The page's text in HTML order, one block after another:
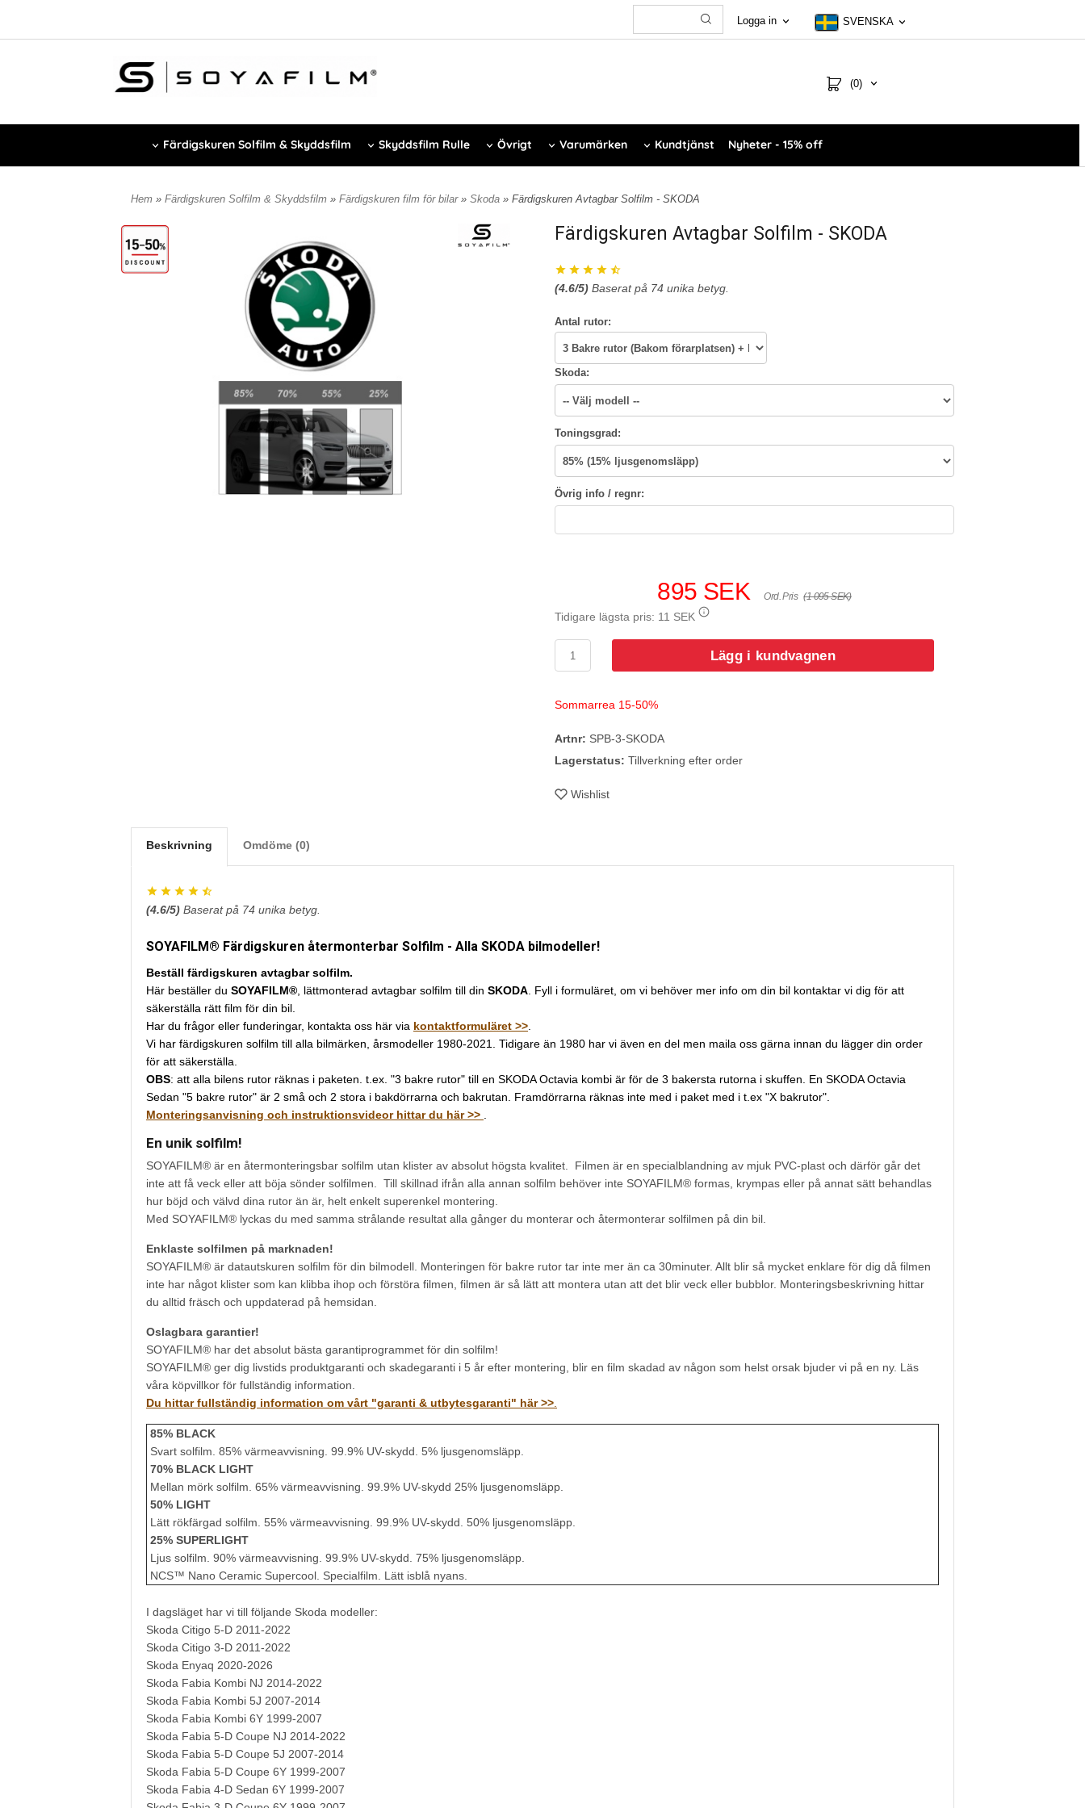
Logga in SVENSKA
(0)
Färdigskuren Solfilm & Skyddsfilm Skyddsfilm Rulle Övrigt Varumärken Kundtjänst Nyheter - 15% off
Hem » Färdigskuren Solfilm & Skyddsfilm » Färdigskuren film för bilar » Skoda » Färdigskuren Avtagbar Solfilm - SKODA
Färdigskuren Avtagbar Solfilm - SKODA
(4.6/5) Baserat på 74 unika betyg.
Antal rutor:
Skoda:
Toningsgrad:
Övrig info / regnr:
895 SEK Ord. Pris (1 095 SEK)
Tidigare lägsta pris: 11 SEK
Lägg i kundvagnen
Sommarrea 15-50%
Artnr: SPB-3-SKODA
Lagerstatus: Tillverkning efter order
Wishlist
Beskrivning Omdöme (0)
(4.6/5) Baserat på 74 unika betyg.
SOYAFILM® Färdigskuren återmonterbar Solfilm - Alla SKODA bilmodeller!
Beställ färdigskuren avtagbar solfilm.
Här beställer du SOYAFILM® , lättmonterad avtagbar solfilm till din SKODA . Fyll i formuläret, om vi behöver mer info om din bil kontaktar vi dig för att
säkerställa rätt film för din bil.
Har du frågor eller funderingar, kontakta oss här via kontaktformuläret >>
Vi har färdigskuren solfilm till alla bilmärken, årsmodeller 1980-2021. Tidigare än 1980 har vi även en del men maila oss gärna innan du lägger din order
för att säkerställa.
OBS: att alla bilens rutor räknas i paketen. t.ex. "3 bakre rutor" till en SKODA Octavia kombi är för de 3 bakersta rutorna i skuffen. En SKODA Octavia
Sedan "5 bakre rutor" är 2 små och 2 stora i bakdörrarna och bakrutan. Framdörrarna räknas inte med i paket med i t.ex "X bakrutor".
Monteringsanvisning och instruktionsvideor hittar du här >>
En unik solfilm!
SOYAFILM® är en återmonteringsbar solfilm utan klister av absolut högsta kvalitet. Filmen är en specialblandning av mjuk PVC-plast och därför går det
inte att få veck eller att böja sönder solfilmen. Till skillnad ifrån alla annan solfilm behöver inte SOYAFILM® formas, krympas eller på annat sätt behandlas
hur böjd och välvd dina rutor än är, helt enkelt superenkel montering.
Med SOYAFILM® lyckas du med samma strålande resultat alla gånger du monterar och återmonterar solfilmen på din bil.
Enklaste solfilmen på marknaden!
SOYAFILM® är datautskuren solfilm för din bilmodell. Monteringen för bakre rutor tar inte mer än ca 30minuter. Allt blir så mycket enklare för dig då filmen
inte har något klister som kan klibba ihop och förstöra filmen, filmen är så lätt att montera utan att det blir veck eller bubblor. Monteringsbeskrivning hittar
du alltid fräsch och uppdaterad på hemsidan.
Oslagbara garantier!
SOYAFILM® har det absolut bästa garantiprogrammet för din solfilm!
SOYAFILM® ger dig livstids produktgaranti och skadegaranti i 5 år efter montering, blir en film skadad av någon som helst orsak bjuder vi på en ny. Läs
våra köpvillkor för fullständig information.
Du hittar fullständig information om vårt "garanti & utbytesgaranti" här >>
85% BLACK
Svart solfilm. 85% värmeavvisning. 99.9% UV-skydd. 5% ljusgenomsläpp.
70% BLACK LIGHT
Mellan mörk solfilm. 65% värmeavvisning. 99.9% UV-skydd 25% ljusgenomsläpp.
50% LIGHT
Lätt rökfärgad solfilm. 55% värmeavvisning. 99.9% UV-skydd. 50% ljusgenomsläpp.
25% SUPERLIGHT
Ljus solfilm. 90% värmeavvisning. 99.9% UV-skydd. 75% ljusgenomsläpp.
NCS™ Nano Ceramic Supercool. Specialfilm. Lätt isblå nyans.
I dagsläget har vi till följande Skoda modeller:
Skoda Citigo 5-D 2011-2022
Skoda Citigo 3-D 2011-2022
Skoda Enyaq 2020-2026
Skoda Fabia Kombi NJ 2014-2022
Skoda Fabia Kombi 5J 2007-2014
Skoda Fabia Kombi 6Y 1999-2007
Skoda Fabia 5-D Coupe NJ 2014-2022
Skoda Fabia 5-D Coupe 5J 2007-2014
Skoda Fabia 5-D Coupe 6Y 1999-2007
Skoda Fabia 4-D Sedan 6Y 1999-2007